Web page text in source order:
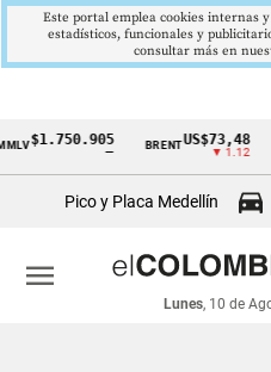
Cintillo
económicos
Colombia
$1.750.905 BRENTUS$73,48
▼ 1.12
Pico y Placa Medellín
Lunes, 10 de
menu
Este portal emplea cookies internas
estadísticos, funcionales y
consultar más en